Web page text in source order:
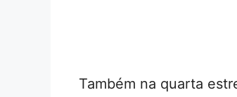
Também na quarta